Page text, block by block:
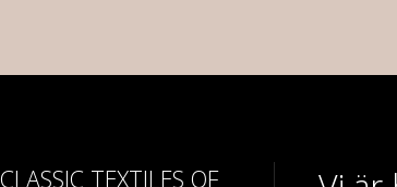
CLASSIC TEXTILES OF